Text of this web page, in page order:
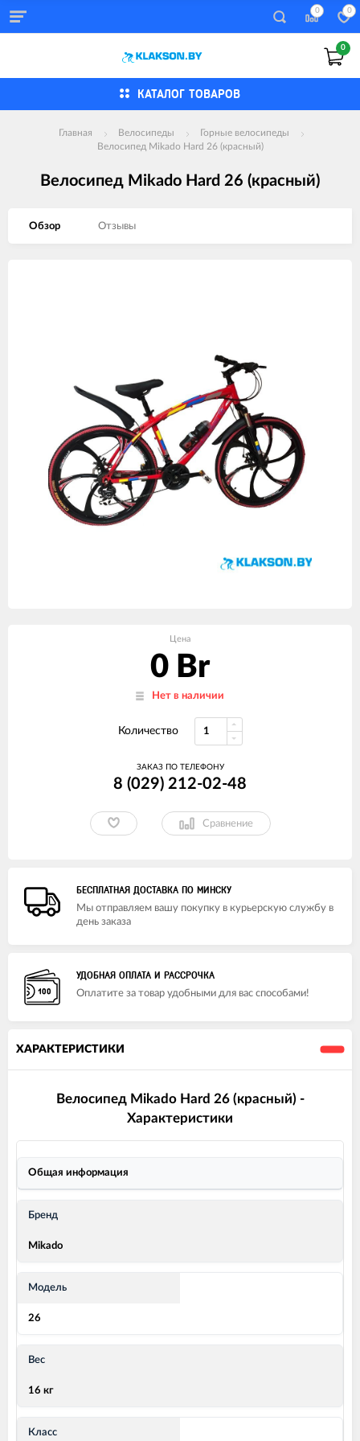
0 0
0
КАТАЛОГ ТОВАРОВ
Главная Велосипеды
Горные велосипеды
Велосипед Mikado Hard 26 (красный)
Велосипед Mikado Hard 26 (красный)
Обзор Отзывы
Цена
0 Br
Нет в наличии
Количество
ЗАКАЗ ПО ТЕЛЕФОНУ
8 (029) 212-02-48
Сравнение
БЕСПЛАТНАЯ ДОСТАВКА ПО МИНСКУ
Мы отправляем вашу покупку в курьерскую службу в
день заказа
УДОБНАЯ ОПЛАТА И РАССРОЧКА
Оплатите за товар удобными для вас способами!
ХАРАКТЕРИСТИКИ
Велосипед Mikado Hard 26 (красный) -
Характеристики
Общая информация
Бренд
Mikado
Модель
26
Вес
16 кг
Класс